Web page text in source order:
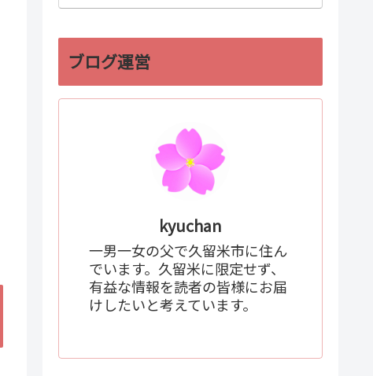
ブログ運営
kyuchan
一男一女の父で久留米市に住ん
でいます。久留米に限定せず、
有益な情報を読者の皆様にお届
けしたいと考えています。